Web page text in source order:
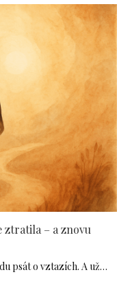
ztratila – a znovu
psát o vztazích. A už…